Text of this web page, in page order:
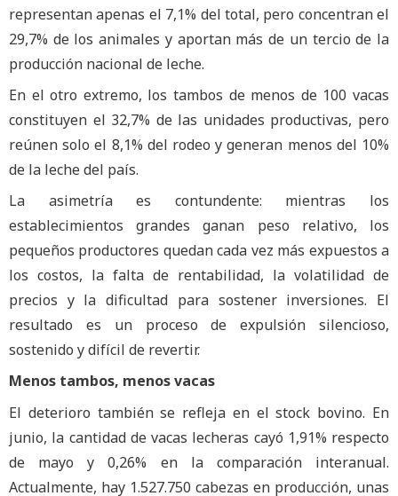
representan apenas el 7,1% del total, pero concentran el
29,7% de los animales y aportan más de un tercio de la
producción nacional de leche.
En el otro extremo, los tambos de menos de 100 vacas
constituyen el 32,7% de las unidades productivas, pero
reúnen solo el 8,1% del rodeo y generan menos del 10%
de la leche del país.
La asimetría es contundente: mientras los
establecimientos grandes ganan peso relativo, los
pequeños productores quedan cada vez más expuestos a
los costos, la falta de rentabilidad, la volatilidad de
precios y la dificultad para sostener inversiones. El
resultado es un proceso de expulsión silencioso,
sostenido y difícil de revertir.
Menos tambos, menos vacas
El deterioro también se refleja en el stock bovino. En
junio, la cantidad de vacas lecheras cayó 1,91% respecto
de mayo y 0,26% en la comparación interanual.
Actualmente, hay 1.527.750 cabezas en producción, unas